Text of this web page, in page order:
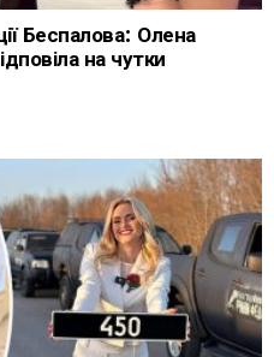
Беспалова: Олена
на чутки